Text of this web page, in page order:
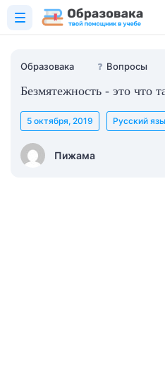
Образовака ❓ Вопросы
Безмятежность - это что
Пижама
5 октября, 2019 Русский